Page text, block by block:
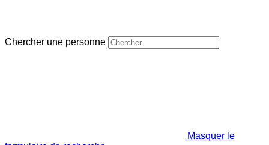
Chercher une personne
Masquer le